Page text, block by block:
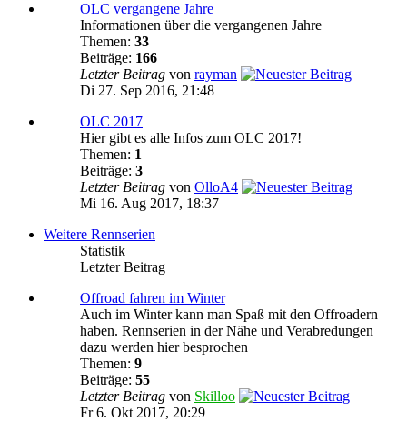
OLC vergangene Jahre
Informationen über die vergangenen Jahre
Themen: 33
Beiträge: 166
Letzter Beitrag von rayman
Di 27. Sep 2016, 21:48
OLC 2017
Hier gibt es alle Infos zum OLC 2017!
Themen: 1
Beiträge: 3
Letzter Beitrag von OlloA4
Mi 16. Aug 2017, 18:37
Weitere Rennserien
Statistik
Letzter Beitrag
Offroad fahren im Winter
Auch im Winter kann man Spaß mit den Offroadern
haben. Rennserien in der Nähe und Verabredungen
dazu werden hier besprochen
Themen: 9
Beiträge: 55
Letzter Beitrag von Skilloo
Fr 6. Okt 2017, 20:29